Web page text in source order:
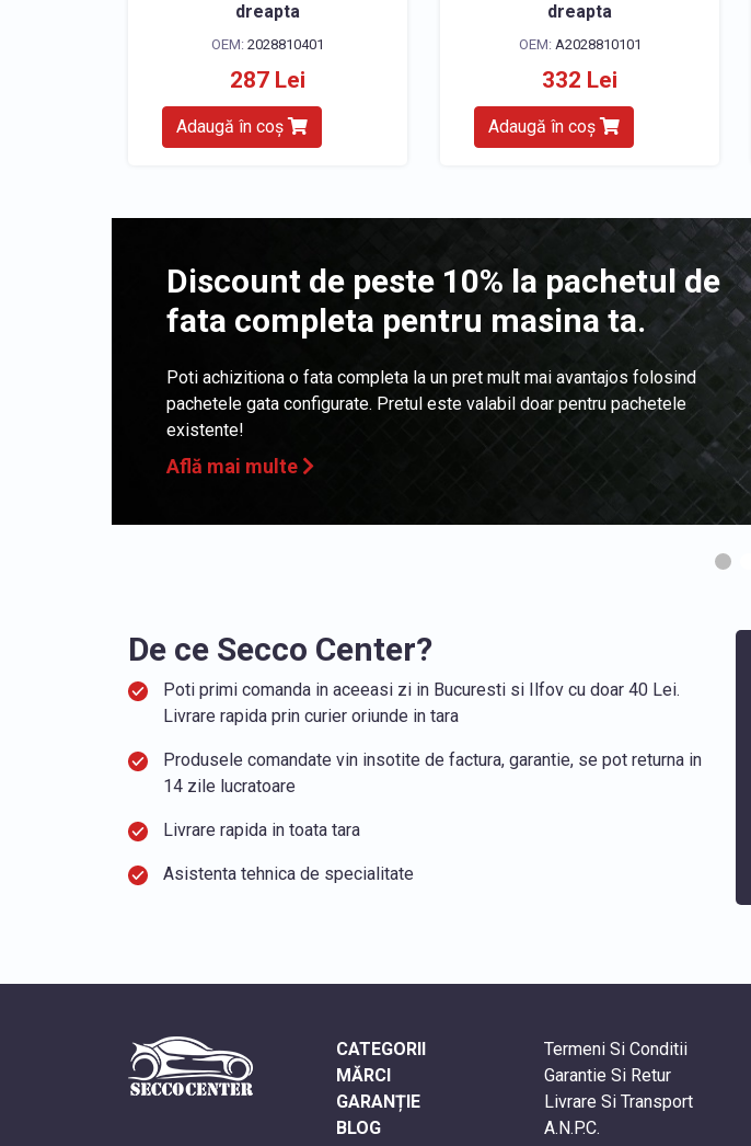
dreapta
OEM: 2028810401
287 Lei
Adaugă în coș
dreapta
OEM: A2028810101
332 Lei
Adaugă în coș
Discount de peste 10% la pachetul de
fata completa pentru masina ta.
Poti achizitiona o fata completa la un pret mult mai avantajos folosind
pachetele gata configurate. Pretul este valabil doar pentru pachetele
existente!
Află mai multe
De ce Secco Center?
Poti primi comanda in aceeasi zi in Bucuresti si Ilfov cu doar 40 Lei.
Livrare rapida prin curier oriunde in tara
Produsele comandate vin insotite de factura, garantie, se pot returna in
14 zile lucratoare
Livrare rapida in toata tara
Asistenta tehnica de specialitate
CATEGORII
MĂRCI
GARANȚIE
BLOG
Termeni Si Conditii
Garantie Si Retur
Livrare Si Transport
A.N.P.C.